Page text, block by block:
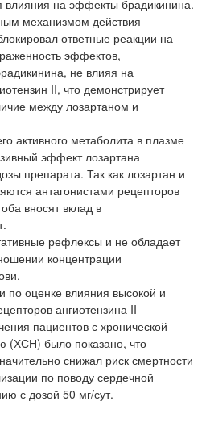
влияния на эффекты брадикинина.
механизмом действия
ответные реакции на
эффектов,
не влияя на
II, что демонстрирует
между лозартаном и
активного метаболита в плазме
эффект лозартана
препарата. Так как лозартан и
антагонистами рецепторов
вносят вклад в
рефлексы и не обладает
концентрации
по оценке влияния высокой и
ангиотензина II
пациентов с хронической
(ХСН) было показано, что
снижал риск смертности
по поводу сердечной
с дозой 50 мг/сут.